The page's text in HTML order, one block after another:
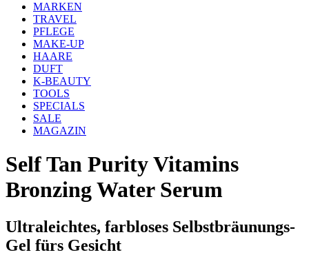
MARKEN
TRAVEL
PFLEGE
MAKE-UP
HAARE
DUFT
K-BEAUTY
TOOLS
SPECIALS
SALE
MAGAZIN
Self Tan Purity Vitamins
Bronzing Water Serum
Ultraleichtes, farbloses Selbstbräunungs-
Gel fürs Gesicht